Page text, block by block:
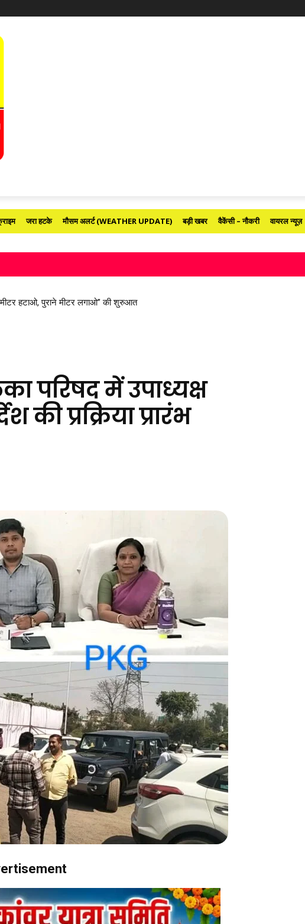
जरा हटके मौसम अलर्ट (WEATHER UPDATE) बड़ी खबर वैकेंसी – नौकरी वायरल न्यूज़
हटाओ, पुराने मीटर लगाओ” की शुरुआत
सिंह देव से मिले सांसद विजय बघेल
परिषद में उपाध्यक्ष
की प्रक्रिया प्रारंभ